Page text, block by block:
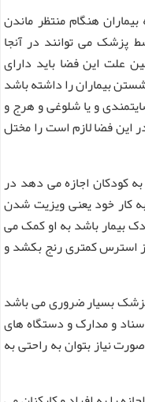
هنگام منتظر ماندن
پزشک می توانند در آنجا
علت این فضا باید دارای
بیماران را داشته باشد
و یا شلوغی و هرج و
فضا لازم است را مختل
کودکان اجازه می دهد در
کار خود یعنی ویزیت شدن
بیمار باشد به او کمک می
استرس کمتری رنج بکشد و
بسیار ضروری می باشد
و مدارک و دستگاه های
نیاز بتوان به راحتی به